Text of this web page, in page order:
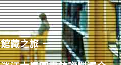
館藏之旅 －